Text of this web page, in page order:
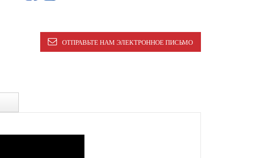
ОТПРАВЬТЕ НАМ ЭЛЕКТРОННОЕ ПИСЬМО